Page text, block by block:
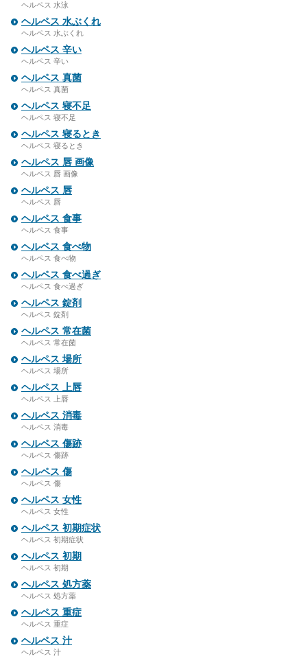
ヘルペス 水泳
ヘルペス 水ぶくれ
ヘルペス 水ぶくれ
ヘルペス 辛い
ヘルペス 辛い
ヘルペス 真菌
ヘルペス 真菌
ヘルペス 寝不足
ヘルペス 寝不足
ヘルペス 寝るとき
ヘルペス 寝るとき
ヘルペス 唇 画像
ヘルペス 唇 画像
ヘルペス 唇
ヘルペス 唇
ヘルペス 食事
ヘルペス 食事
ヘルペス 食べ物
ヘルペス 食べ物
ヘルペス 食べ過ぎ
ヘルペス 食べ過ぎ
ヘルペス 錠剤
ヘルペス 錠剤
ヘルペス 常在菌
ヘルペス 常在菌
ヘルペス 場所
ヘルペス 場所
ヘルペス 上唇
ヘルペス 上唇
ヘルペス 消毒
ヘルペス 消毒
ヘルペス 傷跡
ヘルペス 傷跡
ヘルペス 傷
ヘルペス 傷
ヘルペス 女性
ヘルペス 女性
ヘルペス 初期症状
ヘルペス 初期症状
ヘルペス 初期
ヘルペス 初期
ヘルペス 処方薬
ヘルペス 処方薬
ヘルペス 重症
ヘルペス 重症
ヘルペス 汁
ヘルペス 汁